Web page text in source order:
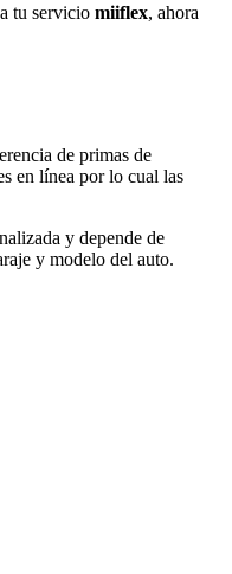
tu servicio miiflex, ahora
de primas de
en línea por lo cual las
y depende de
y modelo del auto.